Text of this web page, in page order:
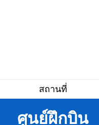
สถานที่
ศูนย์ฝึกบิน